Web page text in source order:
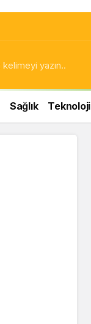
Sağlık Teknoloji